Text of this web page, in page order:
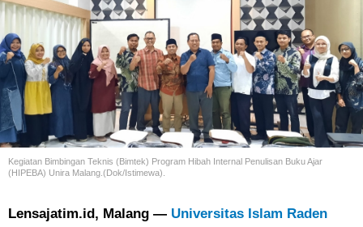
Kegiatan Bimbingan Teknis (Bimtek) Program Hibah Internal Penulisan Buku Ajar
(HIPEBA) Unira Malang.(Dok/Istimewa).
Lensajatim.id, Malang — Universitas Islam Raden